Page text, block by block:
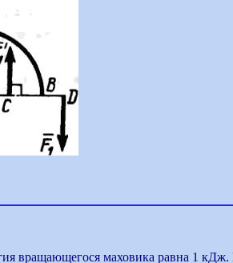
вращающегося маховика равна 1